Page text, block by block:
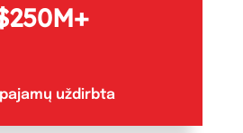
250M+
uždirbta